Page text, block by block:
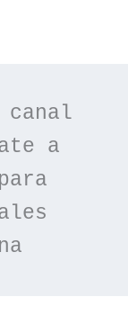
canal
a